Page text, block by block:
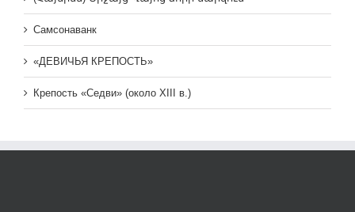
Самсонаванк
«ДЕВИЧЬЯ КРЕПОСТЬ»
Крепость «Седви» (около XIII в.)